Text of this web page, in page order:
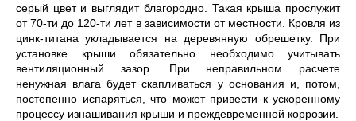
серый цвет и выглядит благородно. Такая крыша прослужит
от 70-ти до 120-ти лет в зависимости от местности. Кровля из
цинк-титана укладывается на деревянную обрешетку. При
установке крыши обязательно необходимо учитывать
вентиляционный зазор. При неправильном расчете
ненужная влага будет скапливаться у основания и, потом,
постепенно испаряться, что может привести к ускоренному
процессу изнашивания крыши и преждевременной коррозии.